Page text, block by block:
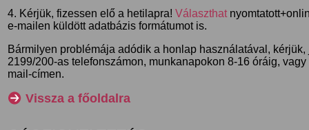
4. Kérjük, fizessen elő a hetilapra!Választhat
e-mailen küldött adatbázis formátumot is.
Bármilyen problémája adódik a honlap használatával,
2199/200-as telefonszámon, munkanapokon 8-16 óráig,
mail-címen.
Vissza a főoldalra